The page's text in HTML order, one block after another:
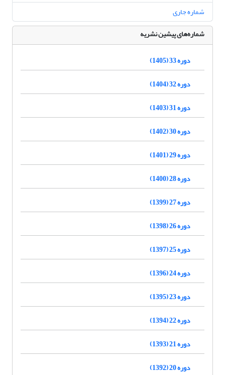
شماره جاری
شماره‌های پیشین نشریه
دوره 33 (1405)
دوره 32 (1404)
دوره 31 (1403)
دوره 30 (1402)
دوره 29 (1401)
دوره 28 (1400)
دوره 27 (1399)
دوره 26 (1398)
دوره 25 (1397)
دوره 24 (1396)
دوره 23 (1395)
دوره 22 (1394)
دوره 21 (1393)
دوره 20 (1392)